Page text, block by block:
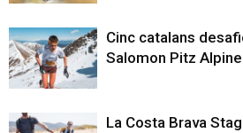
Cinc catalans
Salomon Pitz
La Costa Brava